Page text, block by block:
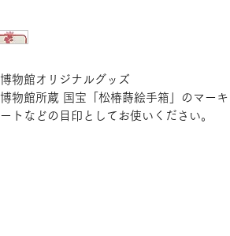
物館オリジナルグッズ
物館所蔵 国宝「松椿蒔絵手箱」のマー
トなどの目印としてお使いください。